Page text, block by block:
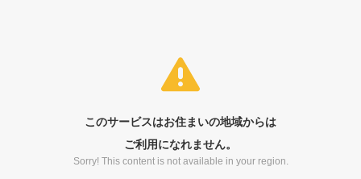
このサービスはお住まいの地域からは
ご利用になれません。
Sorry! This content is not available in your region.